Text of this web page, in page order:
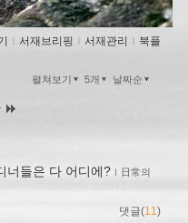
ｌ 서재브리핑 서재관리 북플
펼쳐보기 5개 날짜순
너들은 다 어디에? ｌ 日常의
댓글(11)